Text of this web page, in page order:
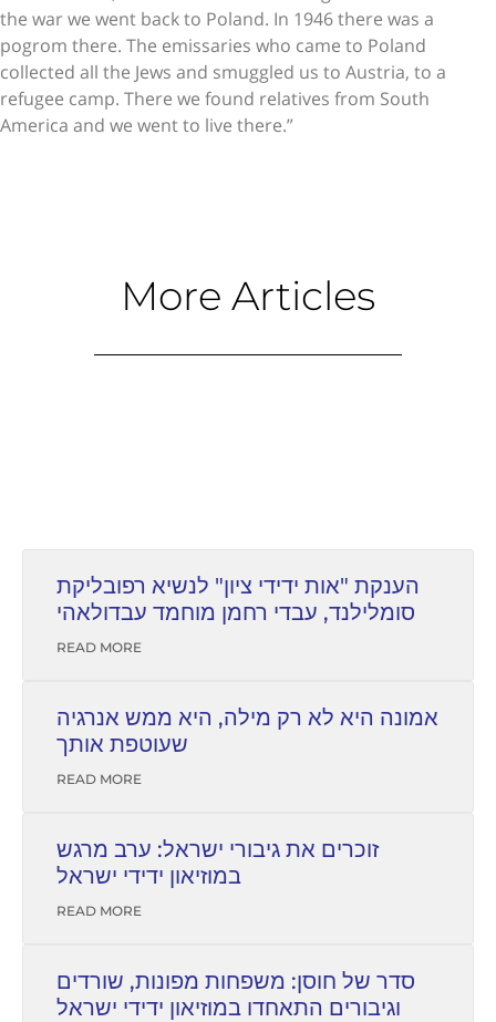
the war we went back to Poland. In 1946 there was a
pogrom there. The emissaries who came to Poland
collected all the Jews and smuggled us to Austria, to a
refugee camp. There we found relatives from South
America and we went to live there.”
More Articles
הענקת "אות ידידי ציון" לנשיא רפובליקת
סומלילנד, עבדי רחמן מוחמד עבדולאהי
READ MORE
אמונה היא לא רק מילה, היא ממש אנרגיה
שעוטפת אותך
READ MORE
זוכרים את גיבורי ישראל: ערב מרגש
במוזיאון ידידי ישראל
READ MORE
סדר של חוסן: משפחות מפונות, שורדים
וגיבורים התאחדו במוזיאון ידידי ישראל